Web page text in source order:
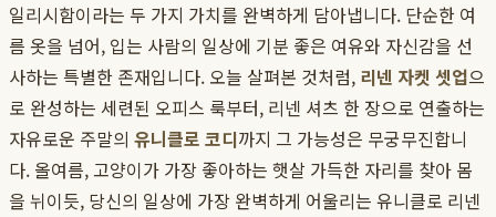
일리시함이라는 두 가지 가치를 완벽하게 담아냅니다. 단순한 여
름 옷을 넘어, 입는 사람의 일상에 기분 좋은 여유와 자신감을 선
사하는 특별한 존재입니다. 오늘 살펴본 것처럼, 리넨 자켓 셋업으
로 완성하는 세련된 오피스 룩부터, 리넨 셔츠 한 장으로 연출하는
자유로운 주말의 유니클로 코디까지 그 가능성은 무궁무진합니
다. 올여름, 고양이가 가장 좋아하는 햇살 가득한 자리를 찾아 몸
을 뉘이듯, 당신의 일상에 가장 완벽하게 어울리는 유니클로 리넨